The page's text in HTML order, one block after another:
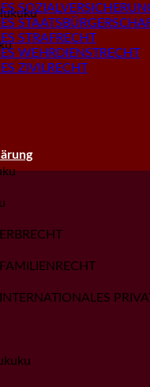
STRAFRECHT
WEHRDIENSTRECHT
ZIVILRECHT